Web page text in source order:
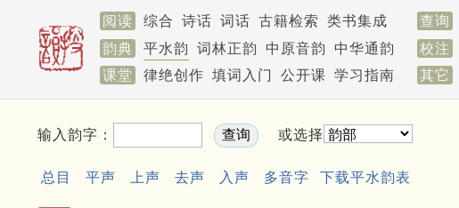
阅读 综合 诗话 词话 古籍检索 类书集成 查询
韵典
平水韵 词林正韵 中原音韵 中华通韵 校注
课堂
律绝创作 填词入门 公开课 学习指南 其它
输入韵字： 或选择
总目 平声 上声 去声 入声 多音字 下载平水韵表